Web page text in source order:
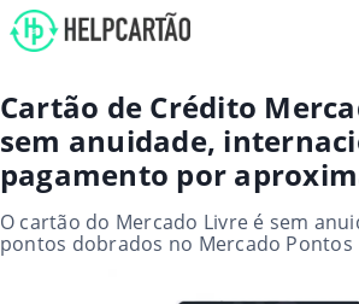
Cartão de Crédito
sem anuidade,
pagamento por
O cartão do Mercado Livre é sem
pontos dobrados no Mercado Pontos